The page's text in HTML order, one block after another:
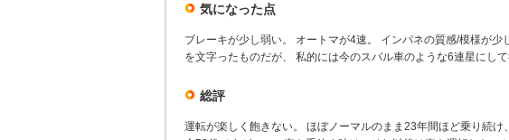
気になった点
ブレーキが少し弱い。 オートマが4速。 インパネの質感/模様が
を文字ったものだが、 私的には今のスバル車のような6連星にして
総評
運転が楽しく飽きない。 ほぼノーマルのまま23年間ほど乗り続け